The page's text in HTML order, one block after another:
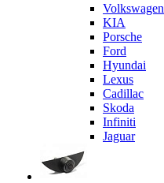
Volkswagen
KIA
Porsche
Ford
Hyundai
Lexus
Cadillac
Skoda
Infiniti
Jaguar